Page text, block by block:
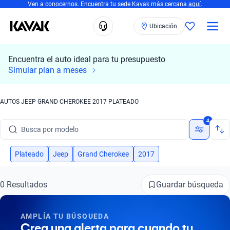
Ven a conocernos. Encuentra tu sede Kavak más cercana aquí.
Ubicación
Encuentra el auto ideal para tu presupuesto
Simular plan a meses
AUTOS JEEP GRAND CHEROKEE 2017 PLATEADO
Busca por modelo
Busca por versión
Busca por marca
Busca por modelo
4
Plateado Jeep Grand Cherokee 2017
0 Resultados Guardar búsqueda
AMPLÍA TU BÚSQUEDA